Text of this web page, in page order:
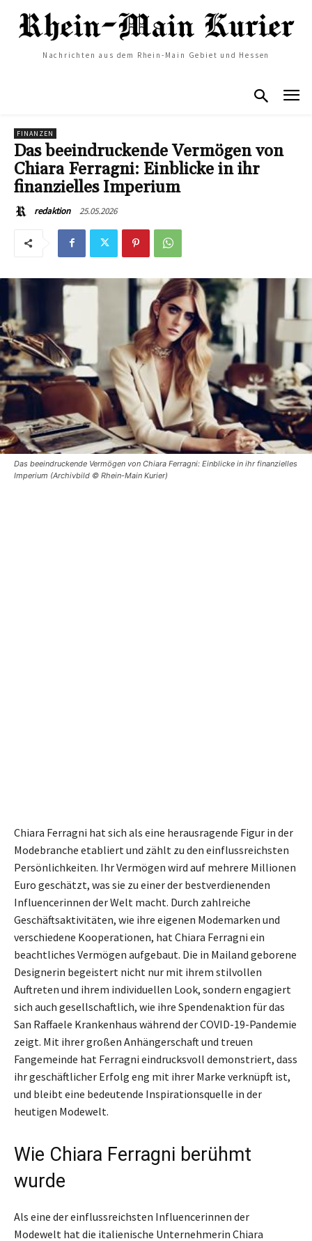
Nachrichten aus dem Rhein-Main Gebiet und Hessen
FINANZEN
Das beeindruckende Vermögen von
Chiara Ferragni: Einblicke in ihr
finanzielles Imperium
redaktion 25.05.2026
Das beeindruckende Vermögen von Chiara Ferragni: Einblicke in ihr finanzielles
Imperium (Archivbild © Rhein-Main Kurier)
Chiara Ferragni hat sich als eine herausragende Figur in der
Modebranche etabliert und zählt zu den einflussreichsten
Persönlichkeiten. Ihr Vermögen wird auf mehrere Millionen
Euro geschätzt, was sie zu einer der bestverdienenden
Influencerinnen der Welt macht. Durch zahlreiche
Geschäftsaktivitäten, wie ihre eigenen Modemarken und
verschiedene Kooperationen, hat Chiara Ferragni ein
beachtliches Vermögen aufgebaut. Die in Mailand geborene
Designerin begeistert nicht nur mit ihrem stilvollen
Auftreten und ihrem individuellen Look, sondern engagiert
sich auch gesellschaftlich, wie ihre Spendenaktion für das
San Raffaele Krankenhaus während der COVID-19-Pandemie
zeigt. Mit ihrer großen Anhängerschaft und treuen
Fangemeinde hat Ferragni eindrucksvoll demonstriert, dass
ihr geschäftlicher Erfolg eng mit ihrer Marke verknüpft ist,
und bleibt eine bedeutende Inspirationsquelle in der
heutigen Modewelt.
Wie Chiara Ferragni berühmt
wurde
Als eine der einflussreichsten Influencerinnen der
Modewelt hat die italienische Unternehmerin Chiara